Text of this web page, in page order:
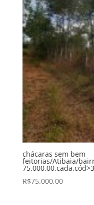
chácaras sem bem
feitorias/Atibaia/
R$75.000,00